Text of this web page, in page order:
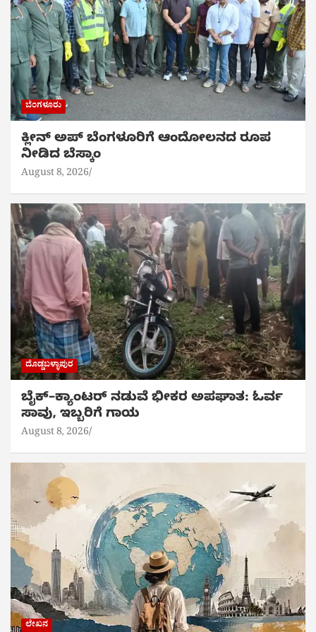
ಬೆಂಗಳೂರು
ಕ್ಲೀನ್ ಅಪ್ ಬೆಂಗಳೂರಿಗೆ ಆಂದೋಲನದ ರೂಪ
ನೀಡಿದ ಬೆಸ್ಕಾಂ
August 8, 2026
ದೊಡ್ಡಬಳ್ಳಾಪುರ
ಬೈಕ್‌–ಕ್ಯಾಂಟರ್ ನಡುವೆ ಭೀಕರ ಅಪಘಾತ: ಓರ್ವ
ಸಾವು, ಇಬ್ಬರಿಗೆ ಗಾಯ
August 8, 2026
ಲೇಖನ